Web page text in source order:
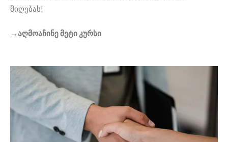
მიღებას!
→აღმოაჩინე მეტი კურსი